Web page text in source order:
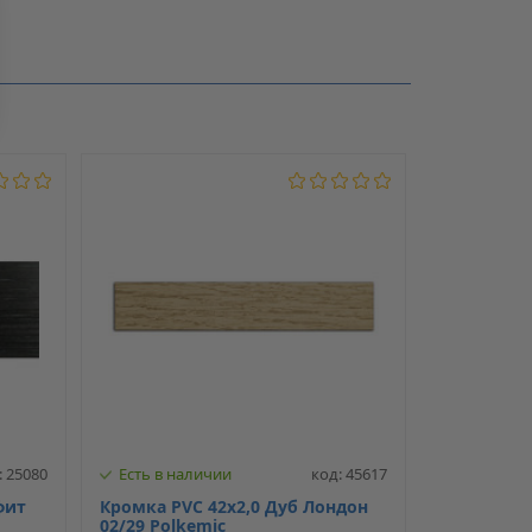
22
25080 Есть в наличии код: 45617
Кромка PVC 42х2,0 Дуб Лондон
02/29 Polkemic